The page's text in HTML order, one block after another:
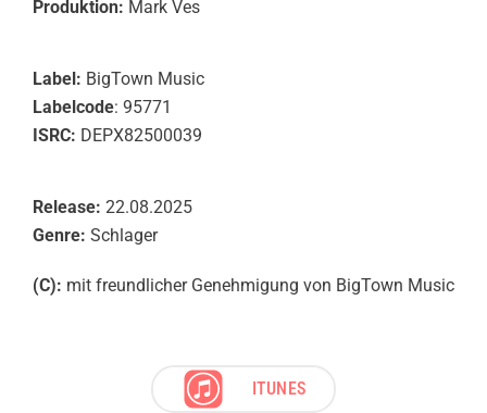
Produktion: Mark Ves
Label: BigTown Music
Labelcode: 95771
ISRC: DEPX82500039
Release: 22.08.2025
Genre: Schlager
(C): mit freundlicher Genehmigung von BigTown Music
ITUNES